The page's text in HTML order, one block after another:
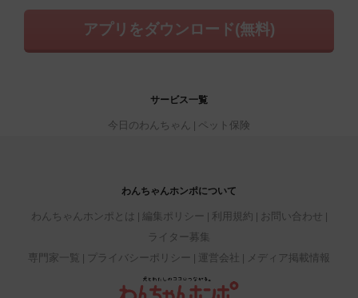
アプリをダウンロード(無料)
サービス一覧
今日のわんちゃん ペット保険
わんちゃんホンポについて
わんちゃんホンポとは 編集ポリシー 利用規約
お問い合わせ
ライター募集
専門家一覧
プライバシーポリシー 運営会社 メディア掲載情報